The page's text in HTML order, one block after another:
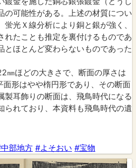
の可能性がある。上述の材質につい
光Ｘ線分析により銅と銀が強く、
れたことも推定を裏付けるものであ
とほとんど変わらないものであった
㎜ほどの大きさで、断面の厚さは
形はやや楕円形であり、その断面
製耳飾りの断面は、飛鳥時代になる
られており、本資料も飛鳥時代の遺
部地方 #よそおい #宝物